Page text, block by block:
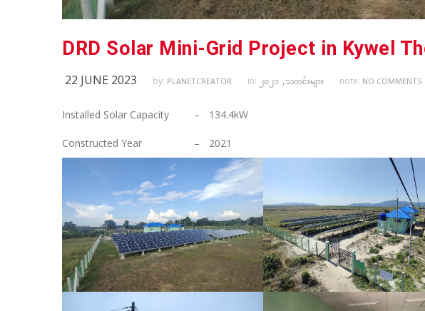
22 JUNE 2023 by: PLANETCREATOR in: ၂၀၂၁ ,သတင်းများ note: NO COMMENTS
Installed Solar Capacity – 134.4kW
Constructed Year – 2021